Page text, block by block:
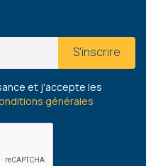
S'inscrire
et j'accepte les
générales